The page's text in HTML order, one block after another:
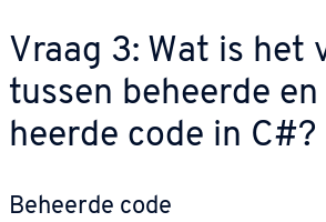
Vraag 3: Wat is het
tussen beheerde
heer­de code in C#?
Beheerde code